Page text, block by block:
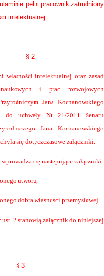
pełni pracownik zatrudniony
intelektualnej.”
własności intelektualnej oraz zasad
i prac rozwojowych
Jana Kochanowskiego
do uchwały Nr 21/2011 Senatu
Jana Kochanowskiego
się dotyczczasowe załączniki.
się nastepujące załączniki:
utworu,
dobra własności przemysłowej.
2 stanowią załącznik do niniejszej